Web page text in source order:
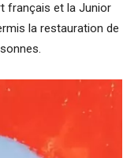
français et la Junior
la restauration de